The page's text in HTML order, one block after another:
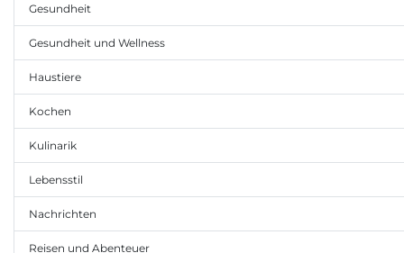
Gesundheit
Gesundheit und Wellness
Haustiere
Kochen
Kulinarik
Lebensstil
Nachrichten
Reisen und Abenteuer